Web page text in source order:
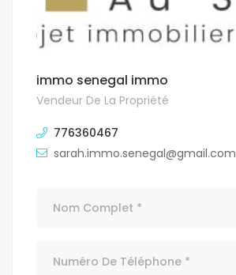
immo senegal immo
Vendeur De La Propriété
776360467
sarah.immo.senegal@gmail.com